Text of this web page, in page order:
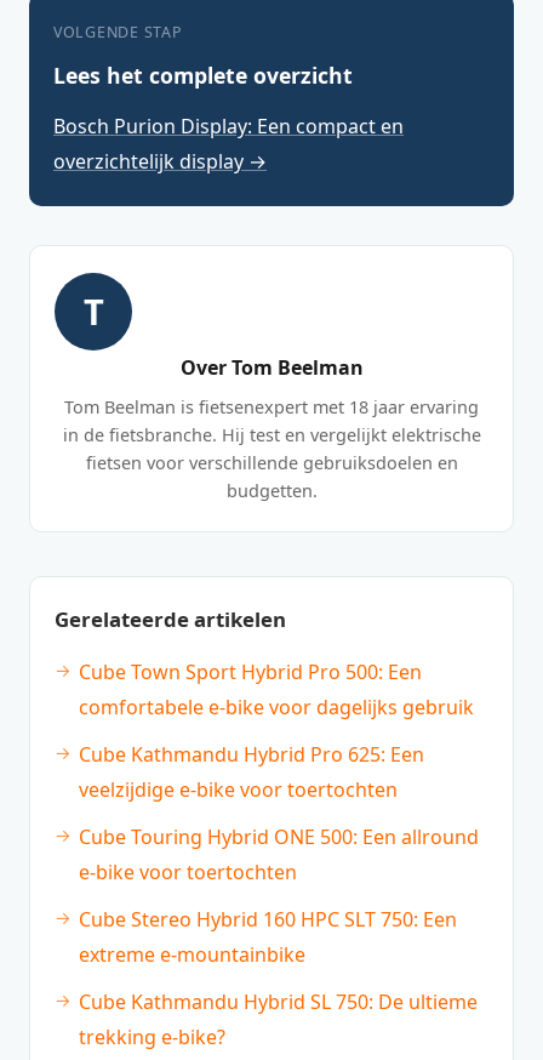
VOLGENDE STAP
Lees het complete overzicht
Bosch Purion Display: Een compact en
overzichtelijk display →
T
Over Tom Beelman
Tom Beelman is fietsenexpert met 18 jaar ervaring
in de fietsbranche. Hij test en vergelijkt elektrische
fietsen voor verschillende gebruiksdoelen en
budgetten.
Gerelateerde artikelen
Cube Town Sport Hybrid Pro 500: Een
comfortabele e-bike voor dagelijks gebruik
Cube Kathmandu Hybrid Pro 625: Een
veelzijdige e-bike voor toertochten
Cube Touring Hybrid ONE 500: Een allround
e-bike voor toertochten
Cube Stereo Hybrid 160 HPC SLT 750: Een
extreme e-mountainbike
Cube Kathmandu Hybrid SL 750: De ultieme
trekking e-bike?